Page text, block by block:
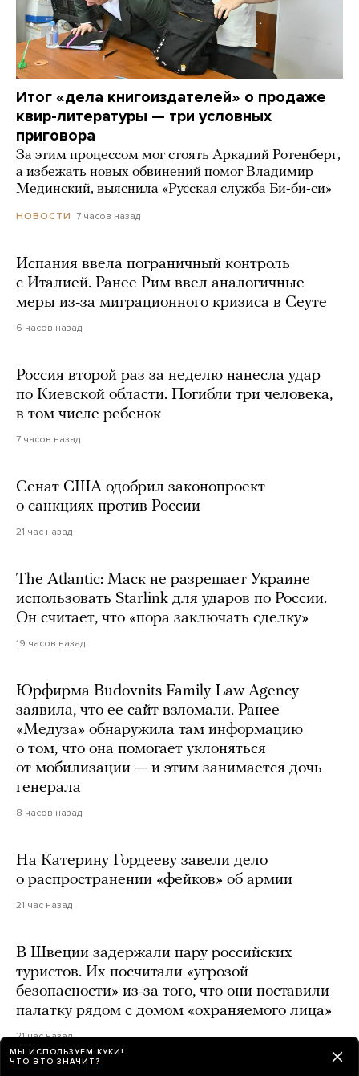
Итог «дела книгоиздателей» о продаже
квир-литературы — три условных
приговора
За этим процессом мог стоять Аркадий Ротенберг,
а избежать новых обвинений помог Владимир
Мединский, выяснила «Русская служба Би-би-си»
НОВОСТИ 7 часов назад
Испания ввела пограничный контроль
с Италией. Ранее Рим ввел аналогичные
меры из-за миграционного кризиса в Сеуте
6 часов назад
Россия второй раз за неделю нанесла удар
по Киевской области. Погибли три человека,
в том числе ребенок
7 часов назад
Сенат США одобрил законопроект
о санкциях против России
21 час назад
The Atlantic: Маск не разрешает Украине
использовать Starlink для ударов по России.
Он считает, что «пора заключать сделку»
19 часов назад
Юрфирма Budovnits Family Law Agency
заявила, что ее сайт взломали. Ранее
«Медуза» обнаружила там информацию
о том, что она помогает уклоняться
от мобилизации — и этим занимается дочь
генерала
8 часов назад
На Катерину Гордееву завели дело
о распространении «фейков» об армии
21 час назад
В Швеции задержали пару российских
туристов. Их посчитали «угрозой
безопасности» из-за того, что они поставили
палатку рядом с домом «охраняемого лица»
21 час назад
МЫ ИСПОЛЬЗУЕМ КУКИ!
ЧТО ЭТО ЗНАЧИТ?